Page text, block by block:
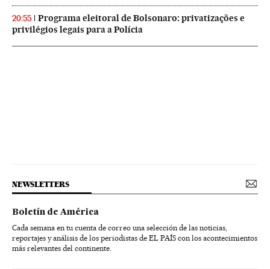
20:55
Programa eleitoral de Bolsonaro: privatizações e
privilégios legais para a Polícia
NEWSLETTERS
Boletín de América
Cada semana en tu cuenta de correo una selección de las noticias,
reportajes y análisis de los periodistas de EL PAÍS con los acontecimientos
más relevantes del continente.